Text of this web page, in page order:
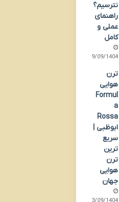
نترسیم؟
راهنمای
عملی و
کامل
29/09/1404
ترن
هوایی
Formul
a
Rossa
ابوظبی |
سریع
ترین
ترن
هوایی
جهان
23/09/1404